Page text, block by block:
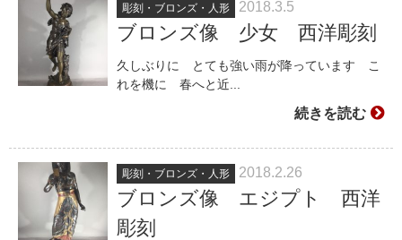
彫刻・ブロンズ・人形 2018.3.5
ブロンズ像 少女 西洋彫刻
久しぶりに とても強い雨が降っています こ
れを機に 春へと近...
続きを読む
彫刻・ブロンズ・人形 2018.2.26
ブロンズ像 エジプト 西洋
彫刻